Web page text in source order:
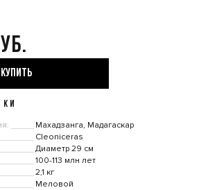
КУПИТЬ
Махадзанга, Мадагаскар
Cleoniceras
Диаметр 29 см
100-113 млн лет
2,1 кг
Меловой